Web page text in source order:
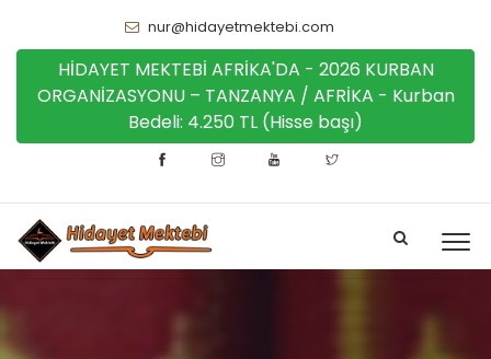
nur@hidayetmektebi.com
HİDAYET MEKTEBİ AFRİKA'DA - 2026 KURBAN
ORGANİZASYONU – TANZANYA / AFRİKA - Kurban
Bedeli: 4.250 TL (Hisse başı)